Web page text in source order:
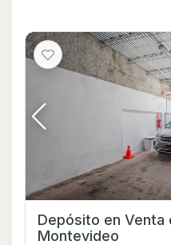
Depósito en Venta en Pocitos,
Montevideo